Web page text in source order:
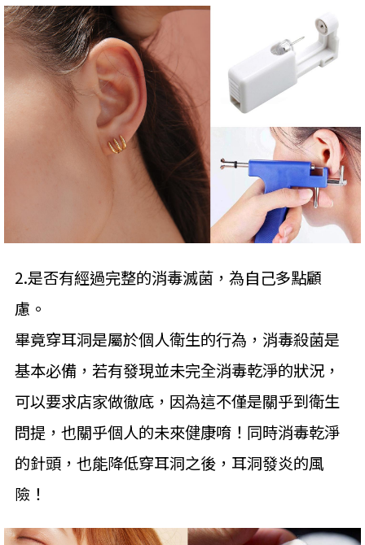
2.是否有經過完整的消毒滅菌，為自己多點顧
慮。
畢竟穿耳洞是屬於個人衛生的行為，消毒殺菌是
基本必備，若有發現並未完全消毒乾淨的狀況，
可以要求店家做徹底，因為這不僅是關乎到衛生
問提，也關乎個人的未來健康唷！同時消毒乾淨
的針頭，也能降低穿耳洞之後，耳洞發炎的風
險！